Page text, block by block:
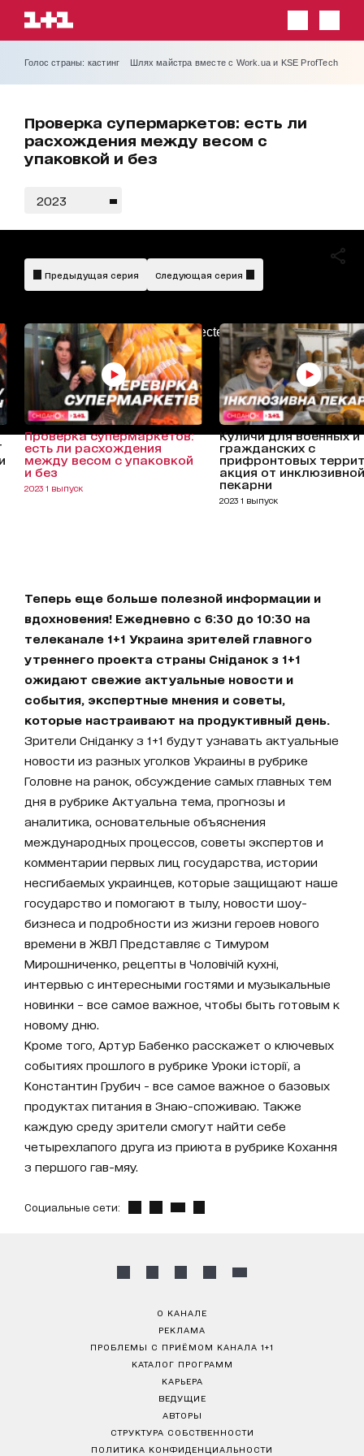
Голос страны: кастинг Шлях майстра вместе с Work.ua и KSE ProfTech
Проверка супермаркетов: есть ли
расхождения между весом с
упаковкой и без
2023
AdBlockDetected!
Предыдущая серия Следующая серия
Проверка супермаркетов:
есть ли расхождения
между весом с упаковкой
и без
2023 1 выпуск
Куличи для военных и
гражданских с
прифронтовых
акция от инклюзивной
пекарни
2023 1 выпуск
Теперь еще больше полезной информации и
вдохновения! Ежедневно с 6:30 до 10:30 на
телеканале 1+1 Украина зрителей главного
утреннего проекта страны Сніданок з 1+1
ожидают свежие актуальные новости и
события, экспертные мнения и советы,
которые настраивают на продуктивный день.
Зрители Сніданку з 1+1 будут узнавать актуальные
новости из разных уголков Украины в рубрике
Головне на ранок, обсуждение самых главных тем
дня в рубрике Актуальна тема, прогнозы и
аналитика, основательные объяснения
международных процессов, советы экспертов и
комментарии первых лиц государства, истории
несгибаемых украинцев, которые защищают наше
государство и помогают в тылу, новости шоу-
бизнеса и подробности из жизни героев нового
времени в ЖВЛ Представляє с Тимуром
Мирошниченко, рецепты в Чоловічій кухні,
интервью с интересными гостями и музыкальные
новинки – все самое важное, чтобы быть готовым к
новому дню.
Кроме того, Артур Бабенко расскажет о ключевых
событиях прошлого в рубрике Уроки історії, а
Константин Грубич - все самое важное о базовых
продуктах питания в Знаю-споживаю. Также
каждую среду зрители смогут найти себе
четырехлапого друга из приюта в рубрике Кохання
з першого гав-мяу.
Социальные сети:
О КАНАЛЕ
РЕКЛАМА
ПРОБЛЕМЫ С ПРИЁМОМ КАНАЛА 1+1
КАТАЛОГ ПРОГРАММ
КАРЬЕРА
ВЕДУЩИЕ
АВТОРЫ
СТРУКТУРА СОБСТВЕННОСТИ
ПОЛИТИКА КОНФИДЕНЦИАЛЬНОСТИ